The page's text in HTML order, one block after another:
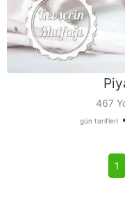
467
gün tarifleri
1